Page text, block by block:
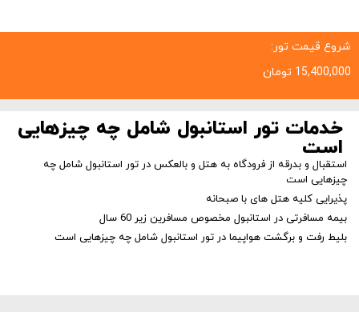
شروع قیمت تور:
15,400,000 تومان
خدمات تور استانبول شامل چه چیزهایی
است
استقبال و بدرقه از فرودگاه به هتل و بالعکس در تور استانبول شامل چه
چیزهایی است
پذیرایی کلیه هتل های با صبحانه
بیمه مسافرتی در استانبول مخصوص مسافرین زیر 60 سال
بلیط رفت و برگشت هواپیما در تور استانبول شامل چه چیزهایی است